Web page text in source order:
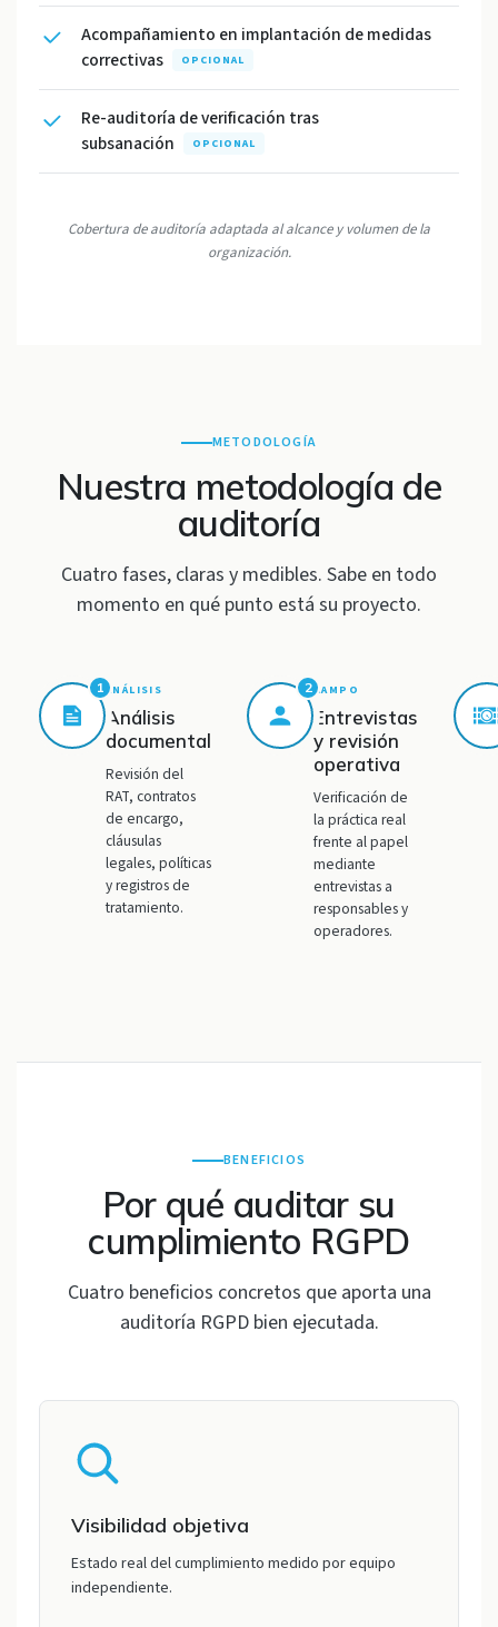
Acompañamiento en implantación de medidas
correctivas
OPCIONAL
Re-auditoría de verificación tras
subsanación
OPCIONAL
Cobertura de auditoría adaptada al alcance y volumen de la
organización.
METODOLOGÍA
Nuestra metodología de
auditoría
Cuatro fases, claras y medibles. Sabe en todo
momento en qué punto está su proyecto.
1 ANÁLISIS
Análisis
documental
Revisión del
RAT, contratos
de encargo,
cláusulas
legales, políticas
y registros de
tratamiento.
2 CAMPO
Entrevistas
y revisión
operativa
Verificación de
la práctica real
frente al papel
mediante
entrevistas a
responsables y
operadores.
BENEFICIOS
Por qué auditar su
cumplimiento RGPD
Cuatro beneficios concretos que aporta una
auditoría RGPD bien ejecutada.
Visibilidad objetiva
Estado real del cumplimiento medido por equipo
independiente.